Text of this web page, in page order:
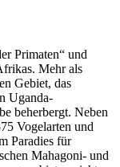
Primaten“ und
Mehr als
Gebiet, das
Uganda-
beherbergt. Neben
Vogelarten und
Paradies für
Mahagoni- und